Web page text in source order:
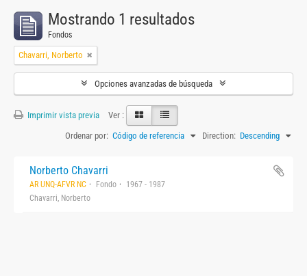
Mostrando 1 resultados
Fondos
Chavarri, Norberto
Opciones avanzadas de búsqueda
Imprimir vista previa
Ver :
Ordenar por: Código de referencia Direction: Descending
Norberto Chavarri
AR UNQ-AFVR NC Fondo
1967 - 1987
Chavarri, Norberto